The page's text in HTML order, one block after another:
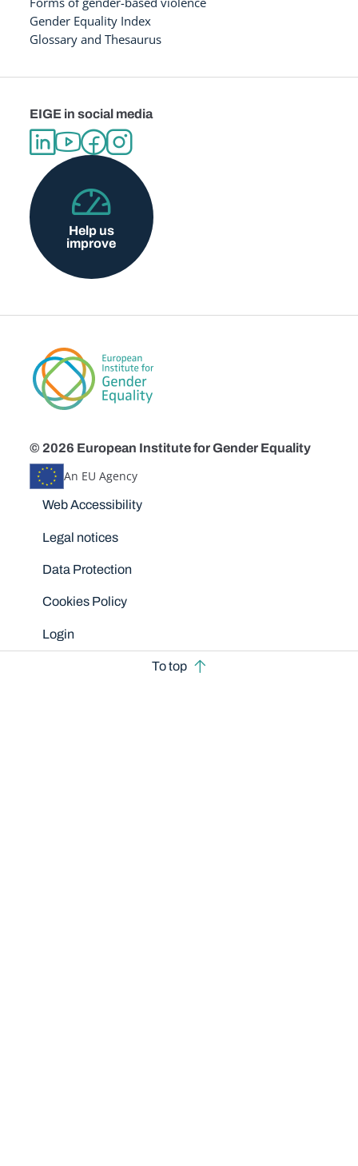
Gender Equality Index
Glossary and Thesaurus
EIGE in social media
Help us
improve
© 2026 European Institute for Gender Equality
An EU Agency
Disclaimers
Web Accessibility
Legal notices
Data Protection
Cookies Policy
Login
To top